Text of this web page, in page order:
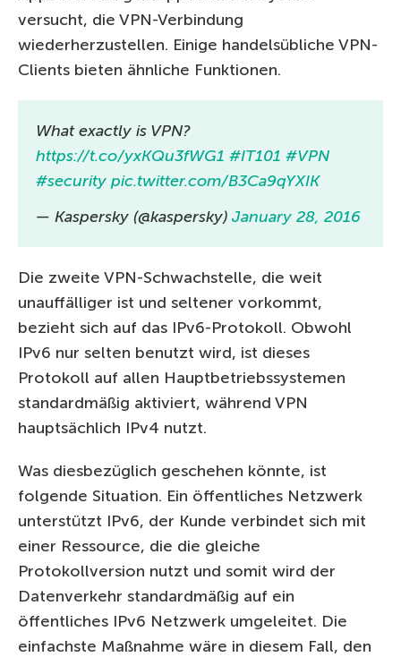
versucht, die VPN-Verbindung
wiederherzustellen. Einige handelsübliche VPN-
Clients bieten ähnliche Funktionen.
What exactly is VPN?
https://t.co/yxKQu3fWG1 #IT101 #VPN
#security pic.twitter.com/B3Ca9qYXIK
— Kaspersky (@kaspersky) January 28, 2016
Die zweite VPN-Schwachstelle, die weit
unauffälliger ist und seltener vorkommt,
bezieht sich auf das IPv6-Protokoll. Obwohl
IPv6 nur selten benutzt wird, ist dieses
Protokoll auf allen Hauptbetriebssystemen
standardmäßig aktiviert, während VPN
hauptsächlich IPv4 nutzt.
Was diesbezüglich geschehen könnte, ist
folgende Situation. Ein öffentliches Netzwerk
unterstützt IPv6, der Kunde verbindet sich mit
einer Ressource, die die gleiche
Protokollversion nutzt und somit wird der
Datenverkehr standardmäßig auf ein
öffentliches IPv6 Netzwerk umgeleitet. Die
einfachste Maßnahme wäre in diesem Fall, den